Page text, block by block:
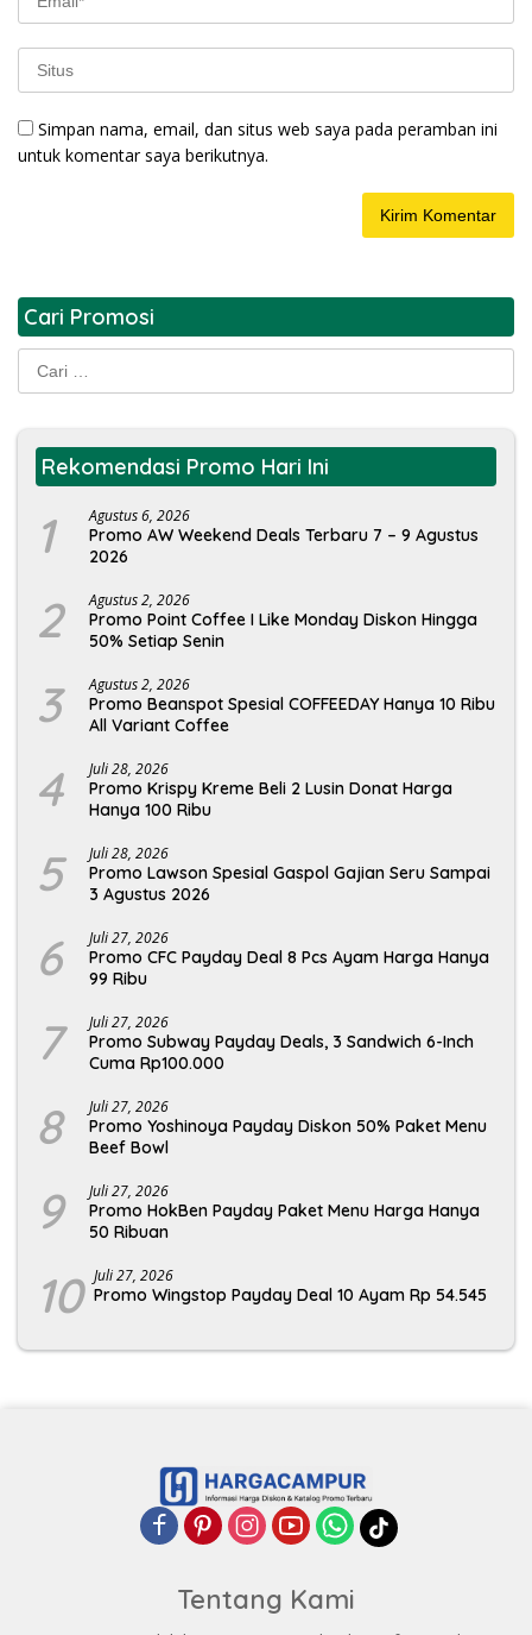
Simpan nama, email, dan situs web saya pada peramban ini
untuk komentar saya berikutnya.
Cari Promosi
Cari
untuk:
Rekomendasi Promo Hari Ini
1 Agustus 6, 2026
Promo AW Weekend Deals Terbaru 7 – 9 Agustus
2026
2 Agustus 2, 2026
Promo Point Coffee I Like Monday Diskon Hingga
50% Setiap Senin
3 Agustus 2, 2026
Promo Beanspot Spesial COFFEEDAY Hanya 10 Ribu
All Variant Coffee
4 Juli 28, 2026
Promo Krispy Kreme Beli 2 Lusin Donat Harga
Hanya 100 Ribu
5 Juli 28, 2026
Promo Lawson Spesial Gaspol Gajian Seru Sampai
3 Agustus 2026
6 Juli 27, 2026
Promo CFC Payday Deal 8 Pcs Ayam Harga Hanya
99 Ribu
7 Juli 27, 2026
Promo Subway Payday Deals, 3 Sandwich 6-Inch
Cuma Rp100.000
8 Juli 27, 2026
Promo Yoshinoya Payday Diskon 50% Paket Menu
Beef Bowl
9 Juli 27, 2026
Promo HokBen Payday Paket Menu Harga Hanya
50 Ribuan
10 Juli 27, 2026
Promo Wingstop Payday Deal 10 Ayam Rp 54.545
Tentang Kami